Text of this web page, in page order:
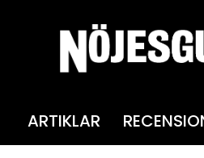
ARTIKLAR